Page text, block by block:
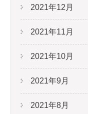
2021年12月
2021年11月
2021年10月
2021年9月
2021年8月